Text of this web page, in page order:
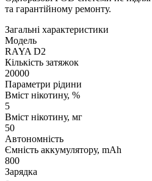
та гарантійному ремонту.
Загальні характеристики
Модель
RAYA D2
Кількість затяжок
20000
Параметри рідини
Вміст нікотину, %
5
Вміст нікотину, мг
50
Автономність
Ємність аккумулятору, mAh
800
Зарядка